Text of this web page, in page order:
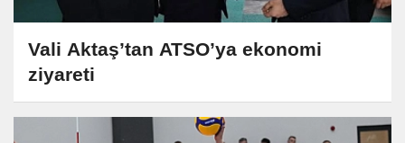
Vali Aktaş’tan ATSO’ya ekonomi
ziyareti